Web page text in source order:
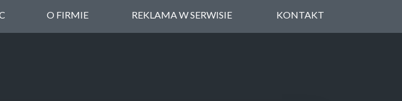
O FIRMIE REKLAMA W SERWISIE KONTAKT